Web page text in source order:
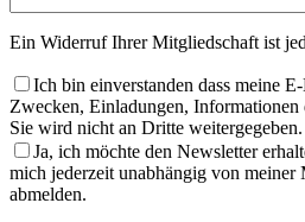
Ein Widerruf Ihrer Mitgliedschaft ist
Ich bin einverstanden dass meine
Zwecken, Einladungen, Informationen
Sie wird nicht an Dritte weitergegeben.
Ja, ich möchte den Newsletter
mich jederzeit unabhängig von meiner
abmelden.